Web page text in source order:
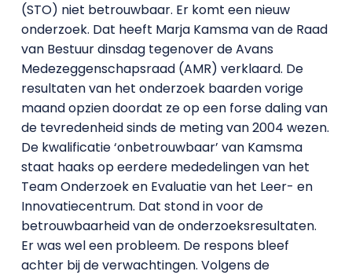
(STO) niet betrouwbaar. Er komt een nieuw
onderzoek. Dat heeft Marja Kamsma van de Raad
van Bestuur dinsdag tegenover de Avans
Medezeggenschapsraad (AMR) verklaard. De
resultaten van het onderzoek baarden vorige
maand opzien doordat ze op een forse daling van
de tevredenheid sinds de meting van 2004 wezen.
De kwalificatie ‘onbetrouwbaar’ van Kamsma
staat haaks op eerdere mededelingen van het
Team Onderzoek en Evaluatie van het Leer- en
Innovatiecentrum. Dat stond in voor de
betrouwbaarheid van de onderzoeksresultaten.
Er was wel een probleem. De respons bleef
achter bij de verwachtingen. Volgens de